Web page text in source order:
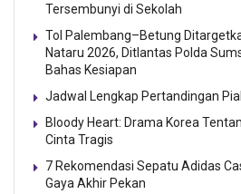
Tersembunyi di Sekolah
Tol Palembang–Betung
Nataru 2026, Ditlantas Polda
Bahas Kesiapan
Jadwal Lengkap Pertandingan
Bloody Heart: Drama Korea
Cinta Tragis
7 Rekomendasi Sepatu Adidas
Gaya Akhir Pekan